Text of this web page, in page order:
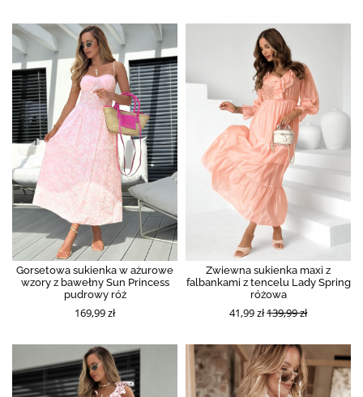
Gorsetowa sukienka w ażurowe
wzory z bawełny Sun Princess
pudrowy róż
169,99 zł
Zwiewna sukienka maxi z
falbankami z tencelu Lady Spring
różowa
41,99 zł139,99 zł